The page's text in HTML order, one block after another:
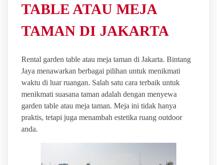
TABLE ATAU MEJA
TAMAN DI JAKARTA
Rental garden table atau meja taman di Jakarta. Bintang
Jaya menawarkan berbagai pilihan untuk menikmati
waktu di luar ruangan. Salah satu cara terbaik untuk
menikmati suasana taman adalah dengan menyewa
garden table atau meja taman. Meja ini tidak hanya
praktis, tetapi juga menambah estetika ruang outdoor
anda.